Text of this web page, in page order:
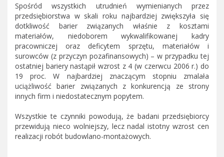
Spośród wszystkich utrudnień wymienianych przez
przedsiębiorstwa w skali roku najbardziej zwiększyła się
dotkliwość barier związanych właśnie z kosztami
materiałów, niedoborem wykwalifikowanej kadry
pracowniczej oraz deficytem sprzętu, materiałów i
surowców (z przyczyn pozafinansowych) – w przypadku tej
ostatniej bariery nastąpił wzrost z 4 (w czerwcu 2006 r.) do
19 proc. W najbardziej znaczącym stopniu zmalała
uciążliwość barier związanych z konkurencją ze strony
innych firm i niedostatecznym popytem.
Wszystkie te czynniki powodują, że badani przedsiębiorcy
przewidują nieco wolniejszy, lecz nadal istotny wzrost cen
realizacji robót budowlano-montażowych.